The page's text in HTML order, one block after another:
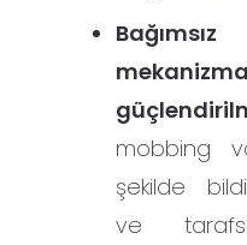
mobbing
şekilde
ve